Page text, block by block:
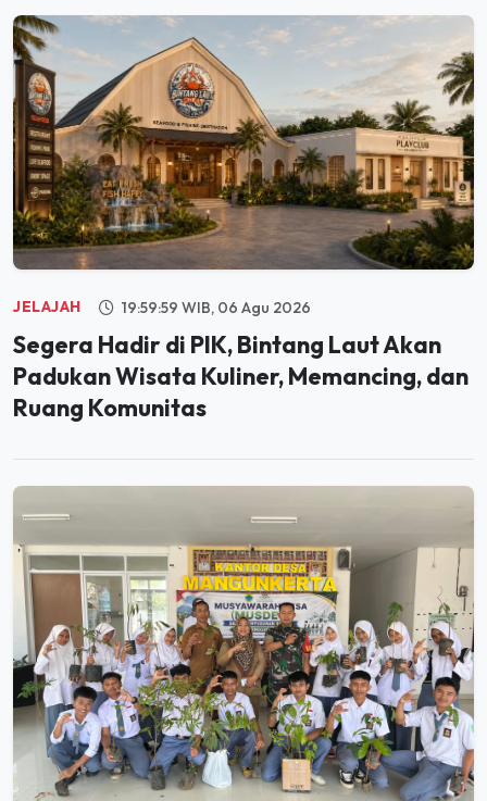
JELAJAH 19:59:59 WIB, 06 Agu 2026
Segera Hadir di PIK, Bintang Laut Akan
Padukan Wisata Kuliner, Memancing, dan
Ruang Komunitas